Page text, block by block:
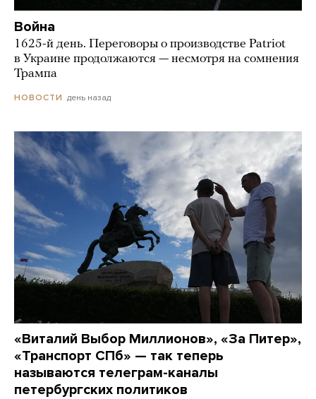
Война
1625-й день. Переговоры о производстве Patriot
в Украине продолжаются — несмотря на сомнения
Трампа
НОВОСТИ день назад
«Виталий Выбор Миллионов», «За Питер»,
«Транспорт СПб» — так теперь
называются телеграм-каналы
петербургских политиков